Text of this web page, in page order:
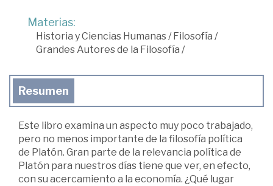
Materias:
Historia y Ciencias Humanas/Filosofía /
Grandes Autores de la Filosofía /
Resumen
Este libro examina un aspecto muy poco trabajado,
pero no menos importante de la filosofía política
de Platón. Gran parte de la relevancia política de
Platón para nuestros días tiene que ver, en efecto,
con su acercamiento a la economía. ¿Qué lugar